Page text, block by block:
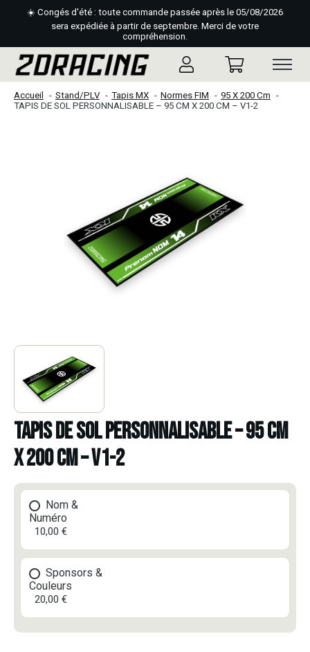
☀️ Congés d'été : toute commande passée après le 05/08/2026
sera expédiée à partir de septembre. Merci de votre
compréhension.
Accueil Stand/PLV Tapis MX Normes FIM
95 X 200 Cm
TAPIS DE SOL PERSONNALISABLE – 95 CM X 200 CM – V1-2
TAPIS DE SOL PERSONNALISABLE – 95 CM
X 200 CM – V1-2
Nom &
Numéro
10,00 €
Sponsors &
Couleurs
20,00 €